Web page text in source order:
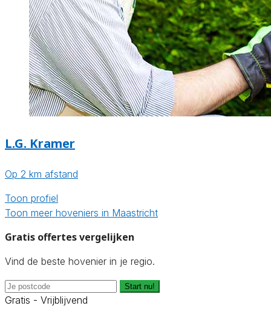
L.G. Kramer
Op 2 km afstand
Toon profiel
Toon meer hoveniers in Maastricht
Gratis offertes vergelijken
Vind de beste hovenier in je regio.
Start nu!
Gratis - Vrijblijvend